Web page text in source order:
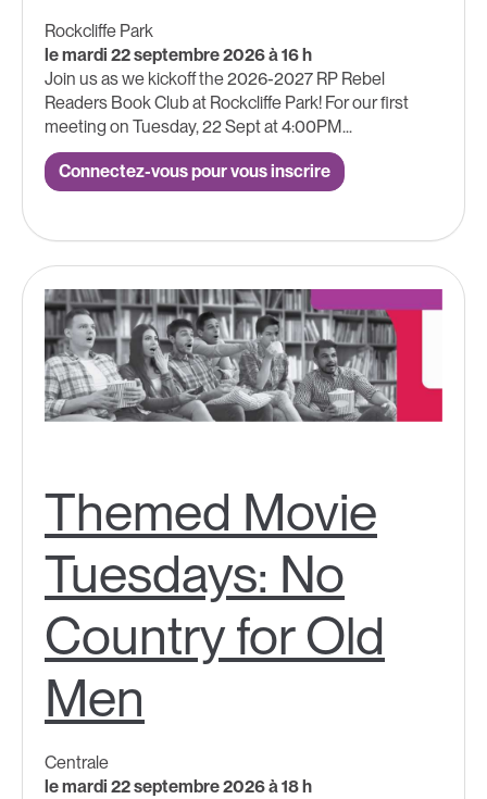
Rockcliffe Park
le mardi 22 septembre 2026 à 16 h
Join us as we kickoff the 2026-2027 RP Rebel
Readers Book Club at Rockcliffe Park! For our first
meeting on Tuesday, 22 Sept at 4:00PM...
Connectez-vous pour vous inscrire
Themed Movie
Tuesdays: No
Country for Old
Men
Centrale
le mardi 22 septembre 2026 à 18 h